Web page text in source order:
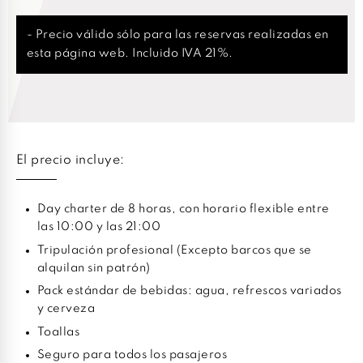
- Precio válido sólo para las reservas realizadas en
esta página web. Incluido IVA 21%.
El precio incluye:
Day charter de 8 horas, con horario flexible entre
las 10:00 y las 21:00
Tripulación profesional (Excepto barcos que se
alquilan sin patrón)
Pack estándar de bebidas: agua, refrescos variados
y cerveza
Toallas
Seguro para todos los pasajeros